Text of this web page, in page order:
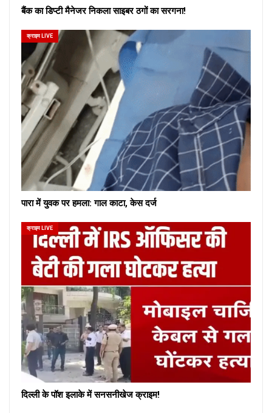
बैंक का डिप्टी मैनेजर निकला साइबर ठगों का सरगना!
क्राइम LIVE
पारा में युवक पर हमला: गाल काटा, केस दर्ज
क्राइम LIVE
दिल्ली के पॉश इलाके में सनसनीखेज क्राइम!